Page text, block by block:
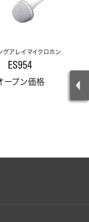
グアレイマイクロホン
ES954
ープン価格